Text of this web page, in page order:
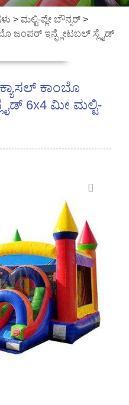
> ಮಲ್ಟಿ-ಪ್ಲೇ ಬೌನ್ಸರ್ >
ಜಂಪರ್ ಇನ್ಫ್ಲೇಟಬಲ್ ಸ್ಲೈಡ್
ಕಾಂಬೊ
6x4 ಮೀ ಮಲ್ಟಿ-